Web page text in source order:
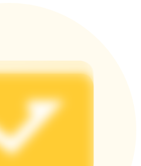
25000 USDT prize pool!